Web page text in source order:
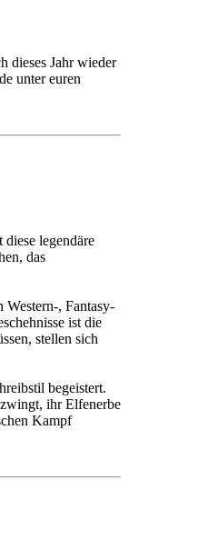
dieses Jahr wieder
unter euren
legendäre
das
Western-, Fantasy-
ist die
stellen sich
begeistert.
ihr Elfenerbe
Kampf